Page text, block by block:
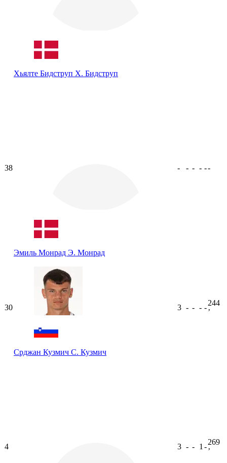
Хьялте Бидструп Х. Бидструп
38
Эмиль Монрад Э. Монрад
- - - - --
30
Срджан Кузмич С. Кузмич
3 - - - -
244
ʼ
4 3 - - 1 -
269
ʼ